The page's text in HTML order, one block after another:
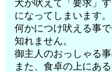
犬が吠えて「要求」
になってしまいます。
何かにつけ吠える事
知れません。
御主人のおっしゃる
また、食卓の上にあ